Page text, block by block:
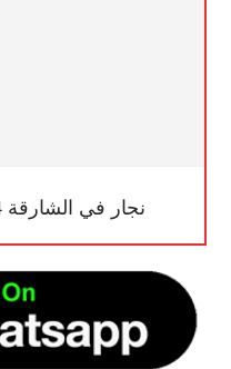
نجار في الشارقة 24 ساعة :0545681606